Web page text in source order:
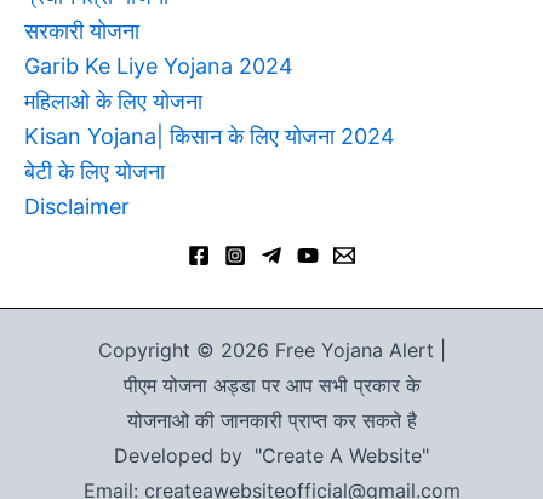
सरकारी योजना
Garib Ke Liye Yojana 2024
महिलाओ के लिए योजना
Kisan Yojana| किसान के लिए योजना 2024
बेटी के लिए योजना
Disclaimer
Copyright © 2026 Free Yojana Alert |
पीएम योजना अड्डा पर आप सभी प्रकार के
योजनाओ की जानकारी प्राप्त कर सकते है
Developed by "Create A Website"
Email: createawebsiteofficial@gmail.com